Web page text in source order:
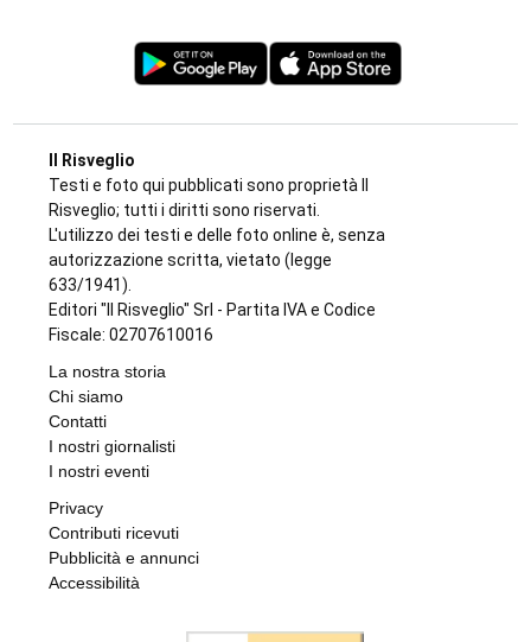
Il Risveglio
Testi e foto qui pubblicati sono proprietà Il
Risveglio; tutti i diritti sono riservati.
L'utilizzo dei testi e delle foto online è, senza
autorizzazione scritta, vietato (legge
633/1941).
Editori "Il Risveglio" Srl - Partita IVA e Codice
Fiscale: 02707610016
La nostra storia
Chi siamo
Contatti
I nostri giornalisti
I nostri eventi
Privacy
Contributi ricevuti
Pubblicità e annunci
Accessibilità